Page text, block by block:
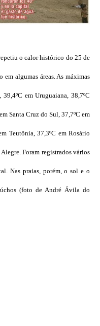
o calor histórico do 25 de
algumas áreas. As máximas
em Uruguaiana, 38,7ºC
Santa Cruz do Sul, 37,7ºC em
Teutônia, 37,3ºC em Rosário
Foram registrados vários
Nas praias, porém, o sol e o
(foto de André Ávila do